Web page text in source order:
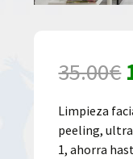
35.00€
Limpieza
peeling,
1, ahorra